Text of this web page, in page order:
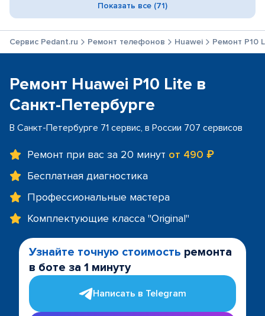
Показать все (71)
Сервис Pedant.ru Ремонт телефонов Huawei Ремонт P10
Ремонт Huawei P10 Lite в
Санкт-Петербурге
В Санкт-Петербурге 71 сервис, в России 707 сервисов
Ремонт при вас за 20 минут от 490 ₽
Бесплатная диагностика
Профессиональные мастера
Комплектующие класса "Original"
Узнайте точную стоимость ремонта
в боте за 1 минуту
Написать в Telegram